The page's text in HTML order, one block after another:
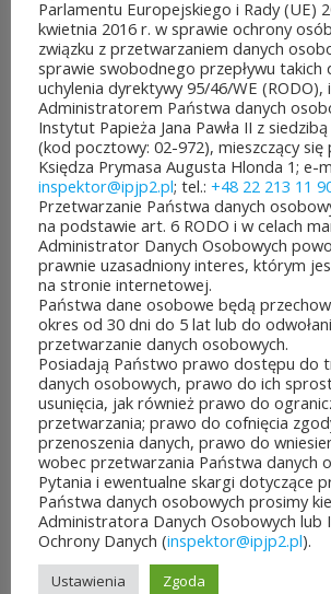
Warszawski
Patronat nad konkursem: Katolicka
Informacyjna, Instytut Pamięci
Muzeum Historii Polski, Wydział
Dzieci i Młodzieży Archidiecezji
TVP Historia, Deon, Gość Niedzielny,
Radio Plus, Gmina Michałowice,
„Komorowanie”, Firma: Pruszyński.
Parlamentu Europejskiego i Rady (UE)
kwietnia 2016 r. w sprawie ochrony
związku z przetwarzaniem danych
sprawie swobodnego przepływu takich
uchylenia dyrektywy 95/46/WE
Administratorem Państwa danych
Instytut Papieża Jana Pawła II z
(kod pocztowy: 02-972), mieszczący się
Księdza Prymasa Augusta Hlonda 1; e-
inspektor@ipjp2.pl; tel.: +48 22 213 11
Przetwarzanie Państwa danych
na podstawie art. 6 RODO i w celach
Administrator Danych Osobowych
prawnie uzasadniony interes, którym
na stronie internetowej.
Państwa dane osobowe będą
okres od 30 dni do 5 lat lub do
przetwarzanie danych osobowych.
Posiadają Państwo prawo dostępu do
danych osobowych, prawo do ich
usunięcia, jak również prawo do
przetwarzania; prawo do cofnięcia
przenoszenia danych, prawo do
wobec przetwarzania Państwa danych
Pytania i ewentualne skargi dotyczące
Państwa danych osobowych prosimy
Administratora Danych Osobowych lub
Ochrony Danych (inspektor@ipjp2.pl).
Ustawienia Zgoda